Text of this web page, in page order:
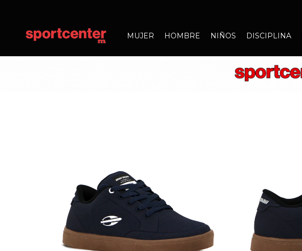
MUJER HOMBRE NIÑOS DISCIPLINA